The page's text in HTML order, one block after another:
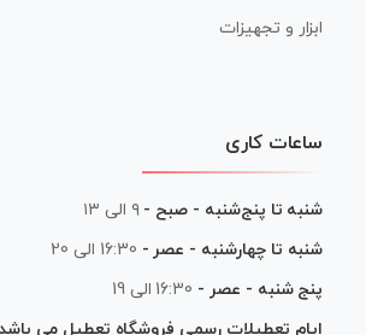
ابزار و تجهیزات
ساعات کاری
شنبه تا پنج‌شنبه - صبح - ۹ الی ۱۳
شنبه تا چهارشنبه - عصر - 16:30 الی 20
پنج شنبه - عصر - 16:30 الی 19
ایام تعطیلات رسمی فروشگاه تعطیل می باشد